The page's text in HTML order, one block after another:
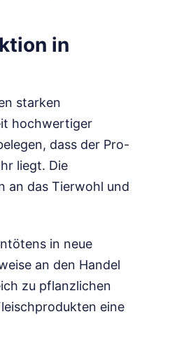
in
starken
hochwertiger
dass der Pro-
liegt. Die
an das Tierwohl und
in neue
an den Handel
zu pflanzlichen
eine